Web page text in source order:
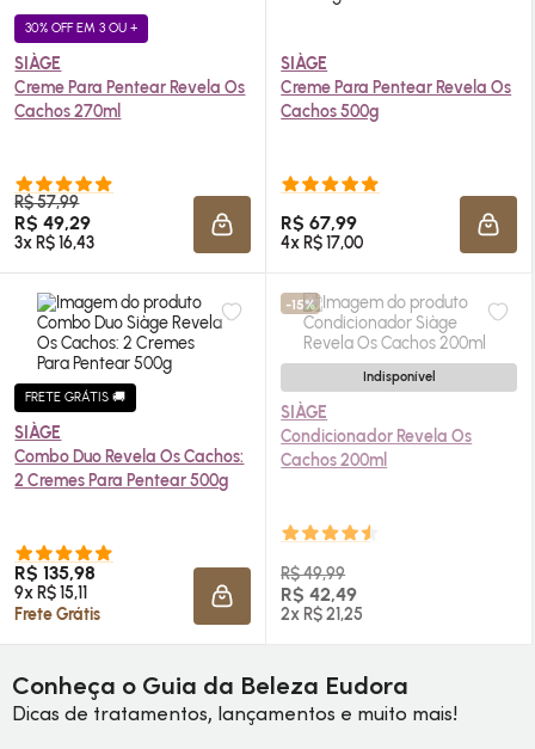
30% OFF EM 3 OU +
SIÀGE
Creme Para Pentear Revela Os
Cachos 270ml
R$ 57,99
R$ 49,29
3x R$ 16,43 ADICIONAR À SACOLA
SIÀGE
Creme Para Pentear Revela Os
Cachos 500g
R$ 67,99
4x R$ 17,00
FRETE GRÁTIS 🚚
SIÀGE
Combo Duo Revela Os Cachos:
2 Cremes Para Pentear 500g
R$ 135,98
9x R$ 15,11
Frete Grátis
ADICIONAR À SACOLA
-15%
Indisponível
SIÀGE
Condicionador Revela Os
Cachos 200ml
R$ 49,99
R$ 42,49
2x R$ 21,25
Conheça o Guia da Beleza Eudora
Dicas de tratamentos, lançamentos e muito mais!